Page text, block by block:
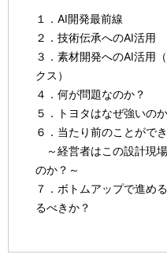
１．AI開発最前線
２．技術伝承へのAI活用
３．素材開発へのAI活用
クス）
４．何が問題なのか？
５．トヨタはなぜ強いの
６．当たり前のことがで
～経営者はこの設計現
のか？～
７．ボトムアップで進め
るべきか？